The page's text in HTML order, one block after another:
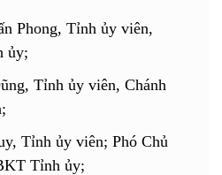
Phong, Tỉnh ủy viên,
ủy;
Tỉnh ủy viên, Chánh
Tỉnh ủy viên; Phó Chủ
Tỉnh ủy;